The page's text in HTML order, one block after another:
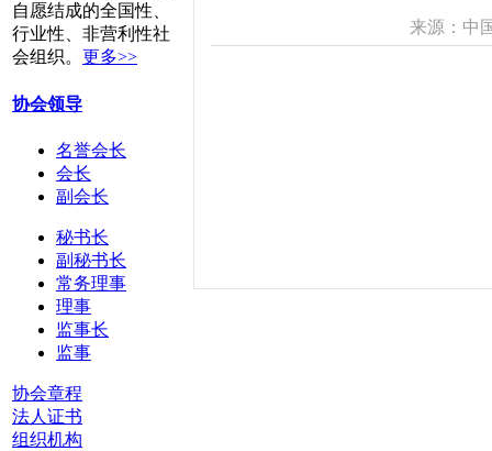
自愿结成的全国性、
行业性、非营利性社
会组织。 更多>>
协会领导
名誉会长
会长
副会长
秘书长
副秘书长
常务理事
理事
监事长
监事
协会章程
法人证书
组织机构
来源：中